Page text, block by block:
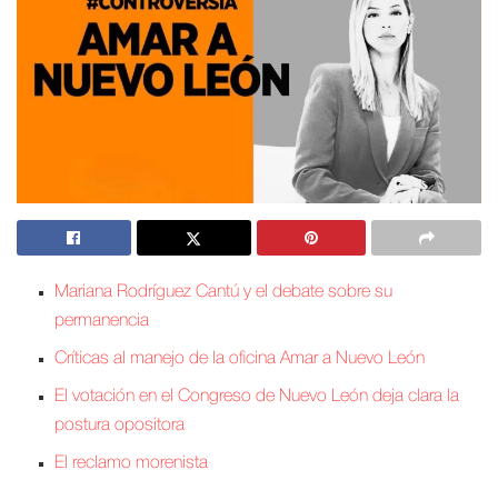
Mariana Rodríguez Cantú y el debate sobre su
permanencia
Críticas al manejo de la oficina Amar a Nuevo León
El votación en el Congreso de Nuevo León deja clara la
postura opositora
El reclamo morenista